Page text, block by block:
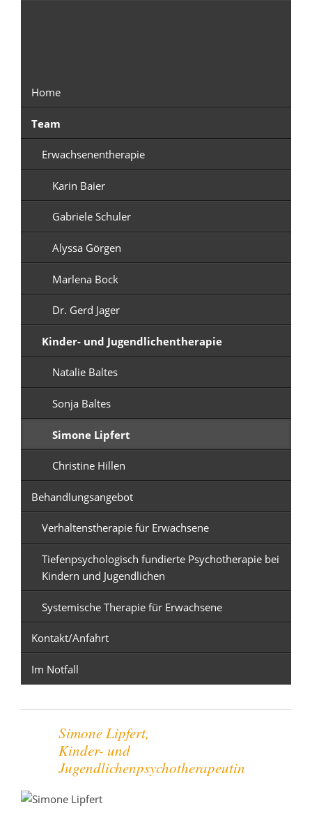
Home
Team
Erwachsenentherapie
Karin Baier
Gabriele Schuler
Alyssa Görgen
Marlena Bock
Dr. Gerd Jager
Kinder- und Jugendlichentherapie
Natalie Baltes
Sonja Baltes
Simone Lipfert
Christine Hillen
Behandlungsangebot
Verhaltenstherapie für Erwachsene
Tiefenpsychologisch fundierte Psychotherapie bei
Kindern und Jugendlichen
Systemische Therapie für Erwachsene
Kontakt/Anfahrt
Im Notfall
Simone Lipfert,
Kinder- und
Jugendlichenpsychotherapeutin